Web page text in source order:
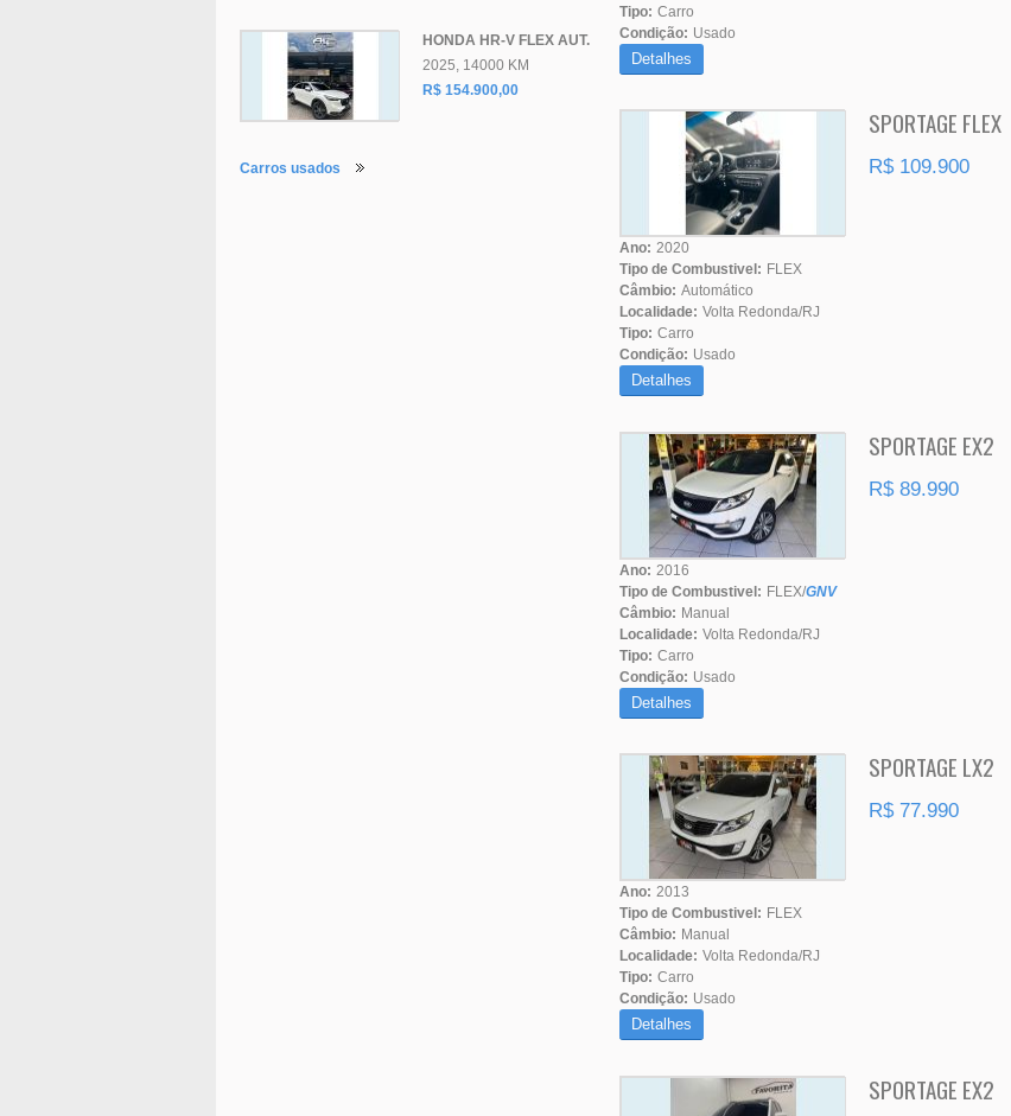
Tipo: Carro
Condição: Usado
Detalhes
SPORTAGE FLEX
R$ 109.900
Ano: 2020
Tipo de Combustivel: FLEX
Câmbio: Automático
Localidade: Volta Redonda/RJ
Tipo: Carro
Condição: Usado
Detalhes
SPORTAGE EX2
R$ 89.990
Ano: 2016
Tipo de Combustivel: FLEX/GNV
Câmbio: Manual
Localidade: Volta Redonda/RJ
Tipo: Carro
Condição: Usado
Detalhes
SPORTAGE LX2
R$ 77.990
Ano: 2013
Tipo de Combustivel: FLEX
Câmbio: Manual
Localidade: Volta Redonda/RJ
Tipo: Carro
Condição: Usado
Detalhes
SPORTAGE EX2
HONDA HR-V FLEX AUT.
2025, 14000 KM
R$ 154.900,00
Carros usados